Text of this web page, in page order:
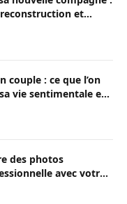
et
couple : ce que l’on
vie sentimentale et
des photos
avec votre